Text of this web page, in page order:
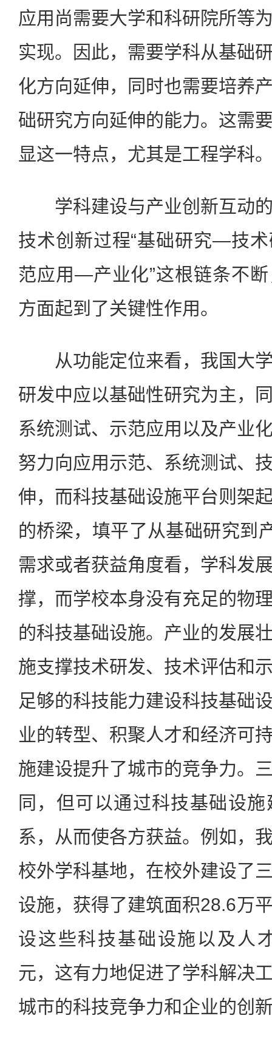
应用尚需要大学和科研院所等
实现。因此，需要学科从基础
化方向延伸，同时也需要培养
础研究方向延伸的能力。这需
显这一特点，尤其是工程学科
学科建设与产业创新互动的
技术创新过程“基础研究—技
范应用—产业化”这根链条不
方面起到了关键性作用。
从功能定位来看，我国大学
研发中应以基础性研究为主，
系统测试、示范应用以及产业
努力向应用示范、系统测试、
伸，而科技基础设施平台则架
的桥梁，填平了从基础研究到
需求或者获益角度看，学科发
撑，而学校本身没有充足的物
的科技基础设施。产业的发展
施支撑技术研发、技术评估和
足够的科技能力建设科技基础
业的转型、积聚人才和经济可
施建设提升了城市的竞争力。
同，但可以通过科技基础设
系，从而使各方获益。例如，
校外学科基地，在校外建设了
设施，获得了建筑面积28.6万
设这些科技基础设施以及人
元，这有力地促进了学科解决
城市的科技竞争力和企业的创